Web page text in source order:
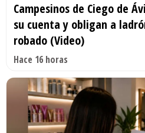
Campesinos de Ciego de
su cuenta y obligan a
robado (Video)
Hace 16 horas